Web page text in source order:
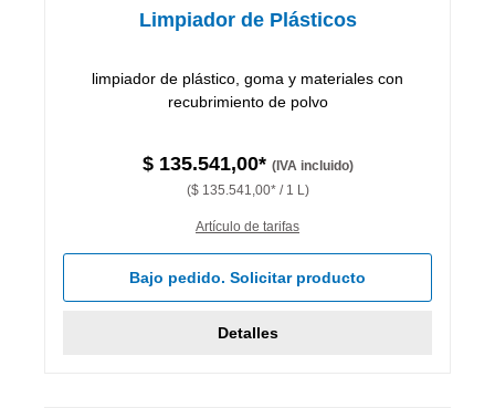
Limpiador de Plásticos
limpiador de plástico, goma y materiales con
recubrimiento de polvo
$ 135.541,00* (IVA incluido)
($ 135.541,00* / 1 L)
Artículo de tarifas
Bajo pedido. Solicitar producto
Detalles